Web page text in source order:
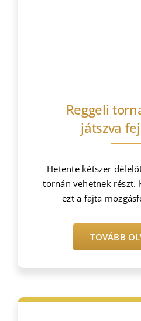
Reggeli
játszva
Hetente kétszer
tornán vehetnek részt.
ezt a fajta
TOVÁBB